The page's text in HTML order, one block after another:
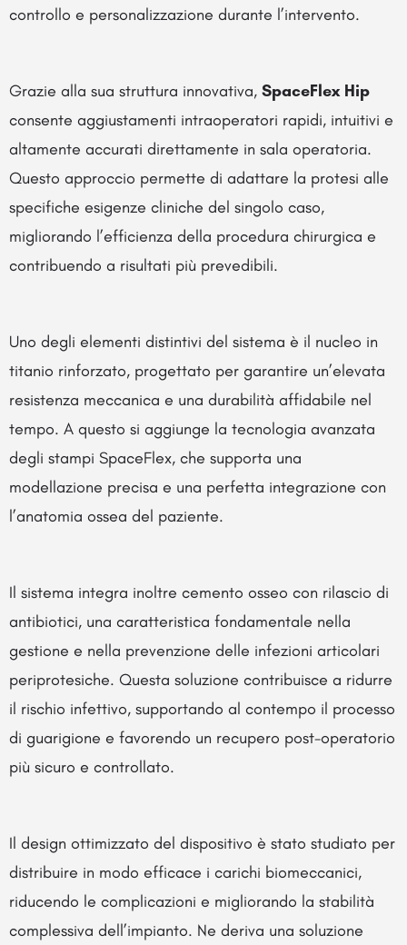
controllo e personalizzazione durante l’intervento.
Grazie alla sua struttura innovativa, SpaceFlex Hip
consente aggiustamenti intraoperatori rapidi, intuitivi e
altamente accurati direttamente in sala operatoria.
Questo approccio permette di adattare la protesi alle
specifiche esigenze cliniche del singolo caso,
migliorando l’efficienza della procedura chirurgica e
contribuendo a risultati più prevedibili.
Uno degli elementi distintivi del sistema è il nucleo in
titanio rinforzato, progettato per garantire un’elevata
resistenza meccanica e una durabilità affidabile nel
tempo. A questo si aggiunge la tecnologia avanzata
degli stampi SpaceFlex, che supporta una
modellazione precisa e una perfetta integrazione con
l’anatomia ossea del paziente.
Il sistema integra inoltre cemento osseo con rilascio di
antibiotici, una caratteristica fondamentale nella
gestione e nella prevenzione delle infezioni articolari
periprotesiche. Questa soluzione contribuisce a ridurre
il rischio infettivo, supportando al contempo il processo
di guarigione e favorendo un recupero post-operatorio
più sicuro e controllato.
Il design ottimizzato del dispositivo è stato studiato per
distribuire in modo efficace i carichi biomeccanici,
riducendo le complicazioni e migliorando la stabilità
complessiva dell’impianto. Ne deriva una soluzione